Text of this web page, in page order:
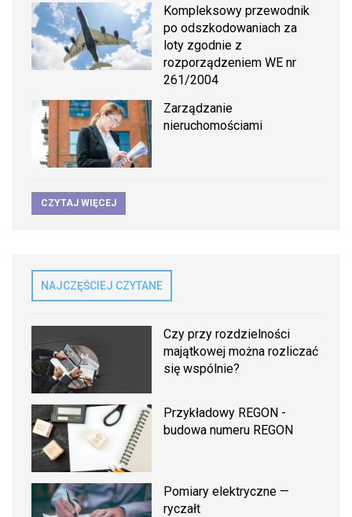
Kompleksowy przewodnik
po odszkodowaniach za
loty zgodnie z
rozporządzeniem WE nr
261/2004
Zarządzanie
nieruchomościami
CZYTAJ WIĘCEJ
NAJCZĘŚCIEJ CZYTANE
Czy przy rozdzielności
majątkowej można rozliczać
się wspólnie?
Przykładowy REGON -
budowa numeru REGON
Pomiary elektryczne —
ryczałt